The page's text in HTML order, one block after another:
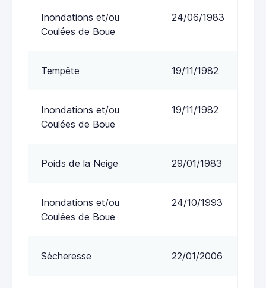
Inondations et/ou
Coulées de Boue
24/06/1983
Tempête 19/11/1982
Inondations et/ou
Coulées de Boue
19/11/1982
Poids de la Neige 29/01/1983
Inondations et/ou
Coulées de Boue
24/10/1993
Sécheresse 22/01/2006